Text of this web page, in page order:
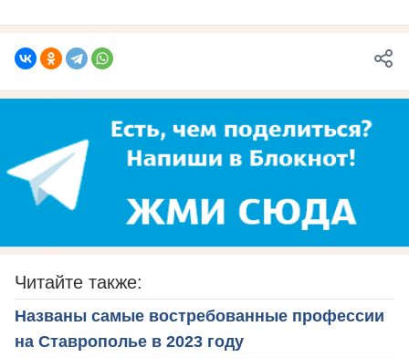
Читайте также:
Названы самые востребованные профессии
на Ставрополье в 2023 году